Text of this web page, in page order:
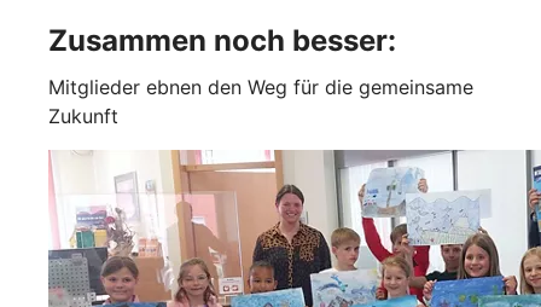
Zusammen noch besser:
Mitglieder ebnen den Weg für die gemeinsame
Zukunft